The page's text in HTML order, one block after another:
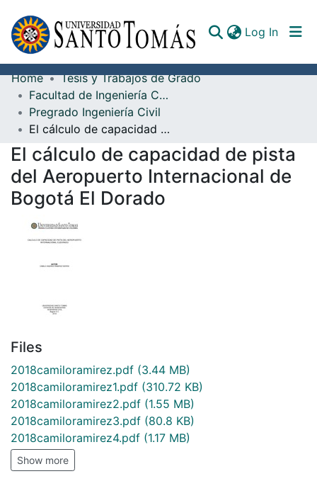
Log In
Communities & Collections
All of DSpace
Documents
Home
Tesis y Trabajos de Grado
Facultad de Ingeniería Civil
Pregrado Ingeniería Civil
El cálculo de capacidad de pista del Aeropuerto Internacional de Bogotá El Dorado
El cálculo de capacidad de pista
del Aeropuerto Internacional de
Bogotá El Dorado
Files
2018camiloramirez.pdf (3.44 MB)
2018camiloramirez1.pdf (310.72 KB)
2018camiloramirez2.pdf (1.55 MB)
2018camiloramirez3.pdf (80.8 KB)
2018camiloramirez4.pdf (1.17 MB)
Show more